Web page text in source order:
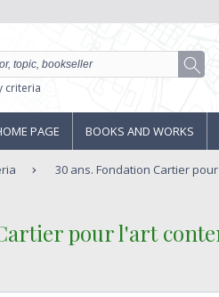
criteria
PAGE BOOKS AND WORKS
30 ans. Fondation Cartier
pour l'art